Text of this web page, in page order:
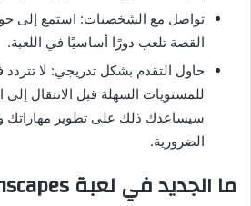
تواصل مع الشخصيات: استمع إلى
القصة تلعب دورًا أساسيًا في اللعبة.
حاول التقدم بشكل تدريجي: لا
للمستويات السهلة قبل الانتقال إلى
سيساعدك ذلك على تطوير مهاراتك
الضرورية.
ما الجديد في لعبة Gardenscapes مهكرة